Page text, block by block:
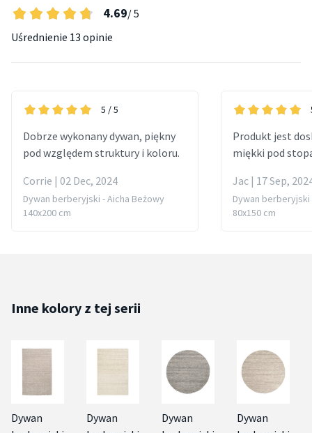
4.69/ 5
Uśrednienie 13 opinie
5 / 5
Dobrze wykonany dywan, piękny
pod względem struktury i koloru.
Corrie | 02 Dec, 2024
Dywan berberyjski - Aicha Beżowy
140x200 cm
Produkt jest
miękki pod
Jac | 17 Sep,
Dywan berberyjski
80x150 cm
Inne kolory z tej serii
Dywan
Dywan
Dywan
Dywan